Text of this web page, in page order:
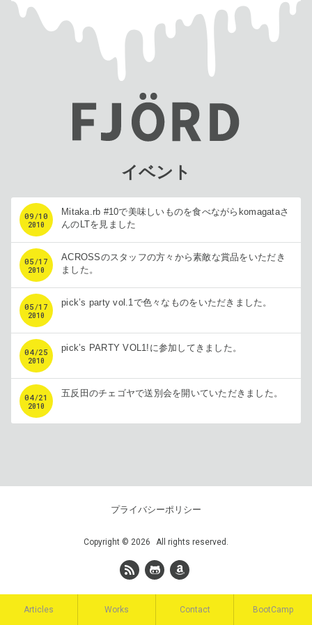
Articles Works Contact BootCamp
イベント
09 /10
2010
Mitaka.rb #10で美味しいものを食べながらkomagataさ
んのLTを見ました
05 /17
2010
ACROSSのスタッフの方々から素敵な賞品をいただき
ました。
05 /17
2010
pick’s party vol.1で色々なものをいただきました。
04/25
2010
pick’s PARTY VOL1!に参加してきました。
04/21
2010
五反田のチェゴヤで送別会を開いていただきました。
プライバシーポリシー
Copyright © 2026 All rights reserved.